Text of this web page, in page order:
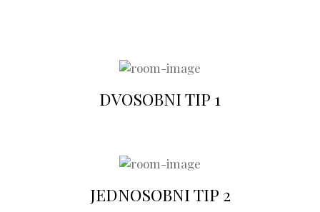
DVOSOBNI TIP 1
JEDNOSOBNI TIP 2